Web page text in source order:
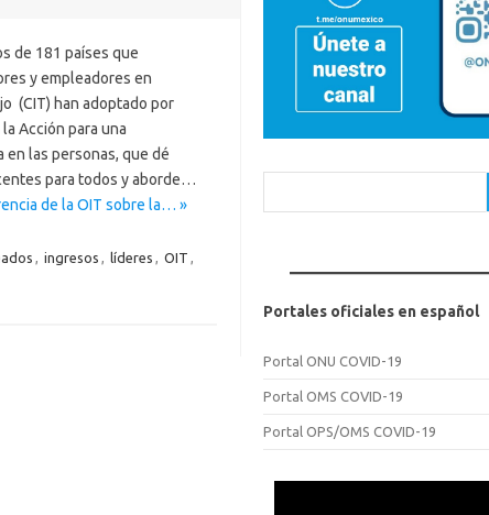
de 181 países que
y empleadores en
(CIT) han adoptado por
Acción para una
en las personas, que dé
para todos y aborde…
de la OIT sobre la… »
, ingresos , líderes , OIT ,
Portales oficiales en español
Portal ONU COVID-19
Portal OMS COVID-19
Portal OPS/OMS COVID-19